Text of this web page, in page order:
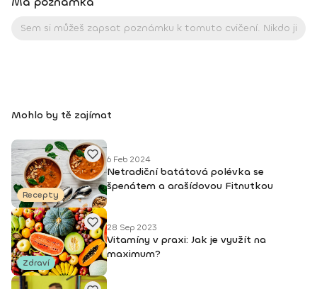
Mohlo by tě zajímat
Recepty
6 Feb 2024
Netradiční batátová polévka se
špenátem a arašídovou Fitnutkou
Zdraví
28 Sep 2023
Vitamíny v praxi: Jak je využít na
maximum?